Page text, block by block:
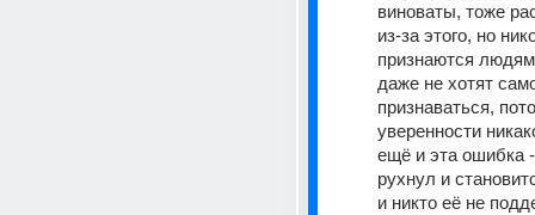
виноваты, тоже
из-за этого, но
признаются
даже не хотят
признаваться,
уверенности
ещё и эта ошибка
рухнул и
и никто её не